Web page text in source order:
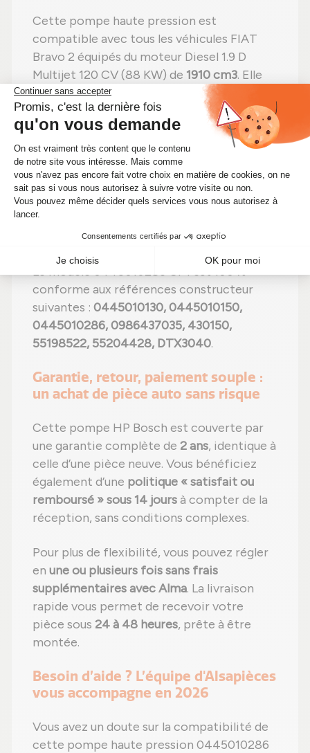
Cette pompe haute pression est
compatible avec tous les véhicules FIAT
Bravo 2 équipés du moteur Diesel 1.9 D
Multijet 120 CV (88 KW) de 1910 cm3. Elle
est prévue pour les motorisations portant
lescodes moteurs suivants : 192 B1.000, 937
A3.000, 937 A4.000, 939 A2.000, 937
A8.000, 192 B4.000, 939 A7.000, 939
A1.000, 199 A5.000, 186 A9.000, 186 A8.000,
192 A8.000, 937 A5.000, 937 A7.000, 192
A1.000, 192 B5.000, 223 A9.000, 199 A3.000 ,
assurant une adaptation sans modification
à votre véhicule.
Le modèle 0445010286 CP1 est 100 %
conforme aux références constructeur
suivantes : 0445010130, 0445010150,
0445010286, 0986437035, 430150,
55198522, 55204428, DTX3040.
Garantie, retour, paiement souple :
un achat de pièce auto sans risque
Cette pompe HP Bosch est couverte par
une garantie complète de 2 ans, identique à
celle d’une pièce neuve. Vous bénéficiez
également d’une politique « satisfait ou
remboursé » sous 14 joursà compter de la
réception, sans conditions complexes.
Pour plus de flexibilité, vous pouvez régler
en une ou plusieurs fois sans frais
supplémentaires avec Alma. La livraison
rapide vous permet de recevoir votre
pièce sous 24 à 48 heures, prête à être
montée.
Besoin d’aide ? L’équipe d'Alsapièces
vous accompagne en 2026
Vous avez un doute sur la compatibilité de
cette pompe haute pression 0445010286